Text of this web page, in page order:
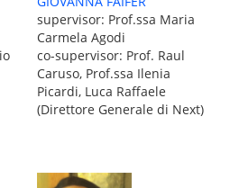
supervisor: Prof.ssa Maria
Carmela Agodi
co-supervisor: Prof. Raul
Caruso, Prof.ssa Ilenia
Picardi, Luca Raffaele
(Direttore Generale di Next)